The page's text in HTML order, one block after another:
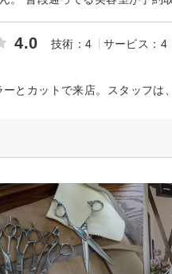
4.0 技術：4 サービス：4